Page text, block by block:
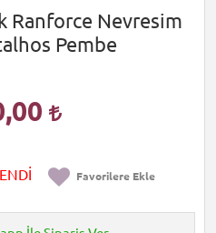
Ranforce Nevresim
Pembe
Favorilere Ekle